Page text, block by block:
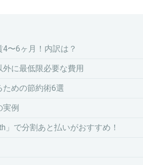
〜6ヶ月！内訳は？
外に最低限必要な費用
めの節約術6選
実例
で分割あと払いがおすすめ！